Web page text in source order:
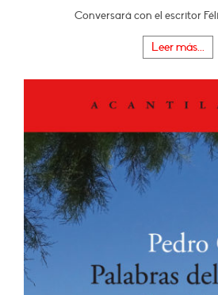
Conversará con el escritor
Leer más...